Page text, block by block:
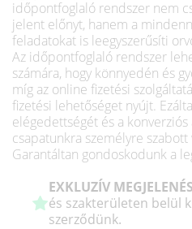
időpontfoglaló rendszer nem
jelent előnyt, hanem a
feladatokat is leegyszerűsíti
Az időpontfoglaló rendszer
számára, hogy könnyedén és
míg az online fizetési
fizetési lehetőséget nyújt.
elégedettségét és a konverziós
csapatunkra személyre
Garantáltan gondoskodunk a
EXKLUZÍV
és szakterületen belül
szerződünk.